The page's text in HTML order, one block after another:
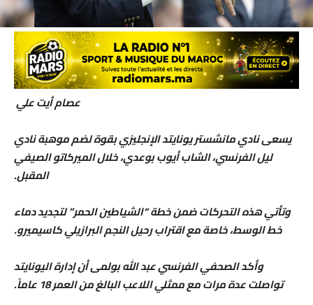
عصام أيت علي
يسعى نادي مانشستر يونايتد الإنجليزي بقوة لضم موهبة نادي
ليل الفرنسي، الشاب أيوب بوعدي، خلال الميركاتو الصيفي
المقبل.
وتأتي هذه التحركات ضمن خطة “الشياطين الحمر” لتجديد دماء
خط الوسط، خاصة مع اقتراب رحيل النجم البرازيلي كاسيميرو.
وأكد الصحفي الفرنسي عبد الله بولمى أن إدارة اليونايتد
تواصلت عدة مرات مع ممثلي اللاعب البالغ من العمر 18 عاماً.